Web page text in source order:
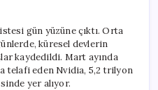
On
Sıralaması
Açıklandı
için
gün yüzüne çıktı. Orta
küresel devlerin
kaydedildi. Mart ayında
telafi eden Nvidia, 5,2 trilyon
yer alıyor.